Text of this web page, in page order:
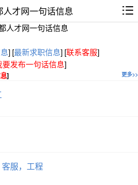
人才网一句话信息
人才网一句话信息
] [最新求职信息] [联系客服]
要发布一句话信息]
更多>>
]
服，工程